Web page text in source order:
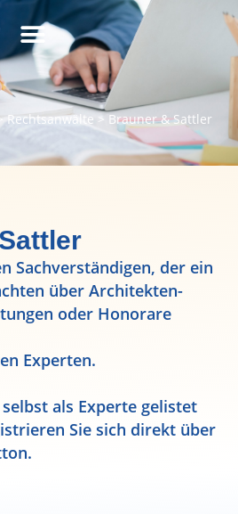
Rechtsanwälte >Brauner & Sattler
Sachverständigen, der ein
über Architekten-
oder Honorare
Experten.
als Experte gelistet
Sie sich direkt über